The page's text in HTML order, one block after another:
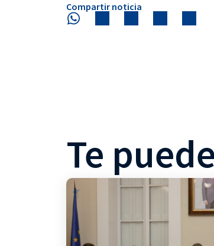
Compartir noticia
Te